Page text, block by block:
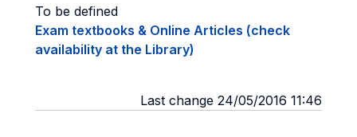
To be defined
Exam textbooks & Online Articles (check
availability at the Library)
Last change 24/05/2016 11:46